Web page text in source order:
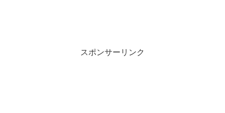
スポンサーリンク